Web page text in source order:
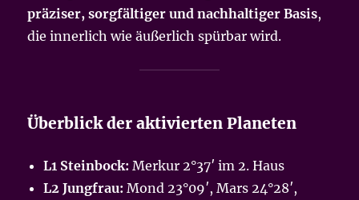
präziser, sorgfältiger und nachhaltiger Basis,
die innerlich wie äußerlich spürbar wird.
Überblick der aktivierten Planeten
L1 Steinbock: Merkur 2°37′ im 2. Haus
L2 Jungfrau: Mond 23°09′, Mars 24°28′,